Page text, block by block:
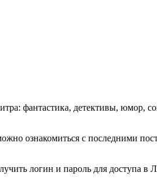
фантастика, детективы, юмор,
ознакомиться с последними
логин и пароль для доступа в